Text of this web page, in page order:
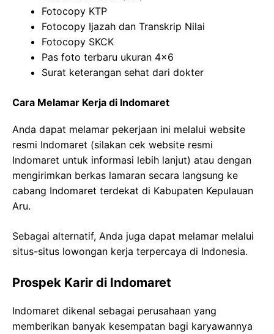
Fotocopy KTP
Fotocopy Ijazah dan Transkrip Nilai
Fotocopy SKCK
Pas foto terbaru ukuran 4×6
Surat keterangan sehat dari dokter
Cara Melamar Kerja di Indomaret
Anda dapat melamar pekerjaan ini melalui website
resmi Indomaret (silakan cek website resmi
Indomaret untuk informasi lebih lanjut) atau dengan
mengirimkan berkas lamaran secara langsung ke
cabang Indomaret terdekat di Kabupaten Kepulauan
Aru.
Sebagai alternatif, Anda juga dapat melamar melalui
situs-situs lowongan kerja terpercaya di Indonesia.
Prospek Karir di Indomaret
Indomaret dikenal sebagai perusahaan yang
memberikan banyak kesempatan bagi karyawannya